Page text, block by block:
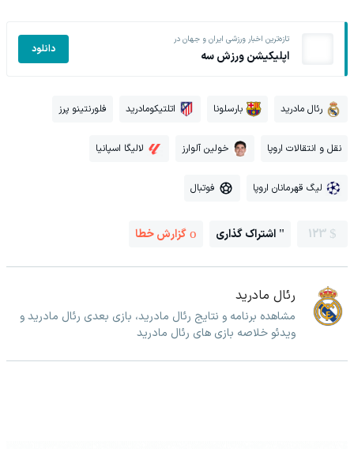
تازه‌ترین اخبار ورزشی ایران و جهان در
اپلیکیشن ورزش سه دانلود
رئال مادرید بارسلونا اتلتیکومادرید فلورنتینو پرز
نقل و انتقالات اروپا خولین آلوارز لالیگا اسپانیا
لیگ قهرمانان اروپا فوتبال
123 اشتراک گذاری گزارش خطا
رئال مادرید
مشاهده برنامه و نتایج رئال مادرید، بازی بعدی رئال مادرید و
ویدئو خلاصه بازی های رئال مادرید